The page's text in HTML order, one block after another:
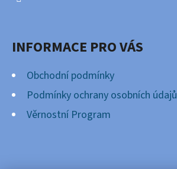
INFORMACE PRO VÁS
Obchodní podmínky
Podmínky ochrany osobních údajů
Věrnostní Program